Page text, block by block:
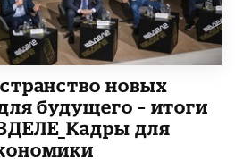
новых
будущего – итоги
для